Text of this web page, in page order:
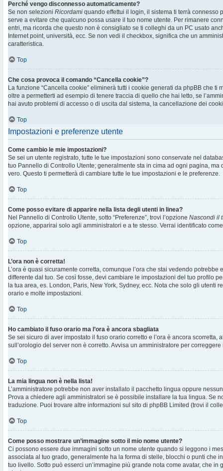
Perché vengo disconnesso automaticamente?
Se non selezioni Ricordami quando effettui il login, il sistema ti terrà connesso
serve a evitare che qualcuno possa usare il tuo nome utente. Per rimanere
entri, ma ricorda che questo non è consigliato se ti colleghi da un PC usato
Internet point, università, ecc. Se non vedi il checkbox, significa che un
caratteristica.
Top
Che cosa provoca il comando “Cancella cookie”?
La funzione “Cancella cookie” eliminerà tutti i cookie generati da phpBB che ti
oltre a permetterti ad esempio di tenere traccia di quello che hai letto, se
hai avuto problemi di accesso o di uscita dal sistema, la cancellazione dei
Top
Impostazioni e preferenze utente
Come cambio le mie impostazioni?
Se sei un utente registrato, tutte le tue impostazioni sono conservate nel
tuo Pannello di Controllo Utente; generalmente sta in cima ad ogni pagina, ma
vero. Questo ti permetterà di cambiare tutte le tue impostazioni e le preferenze.
Top
Come posso evitare di apparire nella lista degli utenti in linea?
Nel Pannello di Controllo Utente, sotto “Preferenze”, trovi l’opzione Nascondi il
opzione, apparirai solo agli amministratori e a te stesso. Verrai identificato
Top
L’ora non è corretta!
L’ora è quasi sicuramente corretta, comunque l’ora che stai vedendo
differente dal tuo. Se così fosse, devi cambiare le impostazioni del tuo profilo
la tua area, es. London, Paris, New York, Sydney, ecc. Nota che solo gli utenti
orario e molte impostazioni.
Top
Ho cambiato il fuso orario ma l’ora è ancora sbagliata
Se sei sicuro di aver impostato il fuso orario corretto e l’ora è ancora scorretta,
sull’orologio del server non è corretto. Avvisa un amministratore per
Top
La mia lingua non è nella lista!
L’amministratore potrebbe non aver installato il pacchetto lingua oppure
Prova a chiedere agli amministratori se è possibile installare la tua lingua. Se
traduzione. Puoi trovare altre informazioni sul sito di phpBB Limited (trovi il
Top
Come posso mostrare un’immagine sotto il mio nome utente?
Ci possono essere due immagini sotto un nome utente quando si leggono i
associata al tuo grado, generalmente ha la forma di stelle, blocchi o punti che
tuo livello. Sotto può esserci un’immagine più grande nota come avatar, che in